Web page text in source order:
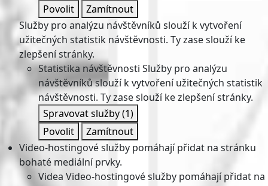
Povolit
Zamítnout
Služby pro analýzu návštěvníků slouží k vytvoření
užitečných statistik návštěvnosti. Ty zase slouží ke
zlepšení stránky.
Statistika návštěvnosti Služby pro analýzu
návštěvníků slouží k vytvoření užitečných statistik
návštěvnosti. Ty zase slouží ke zlepšení stránky.
Spravovat služby(1)
Povolit
Zamítnout
Video-hostingové služby pomáhají přidat na stránku
bohaté mediální prvky.
Videa Video-hostingové služby pomáhají přidat na